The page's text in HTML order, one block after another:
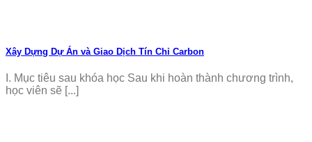
Xây Dựng Dự Án và Giao Dịch Tín Chỉ Carbon
I. Mục tiêu sau khóa học Sau khi hoàn thành chương trình,
học viên sẽ [...]